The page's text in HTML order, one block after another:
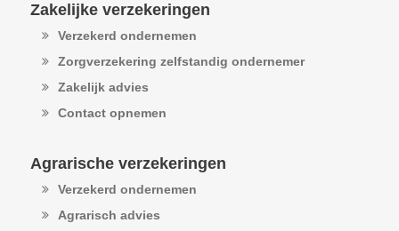
Zakelijke verzekeringen
Verzekerd ondernemen
Zorgverzekering zelfstandig ondernemer
Zakelijk advies
Contact opnemen
Agrarische verzekeringen
Verzekerd ondernemen
Agrarisch advies